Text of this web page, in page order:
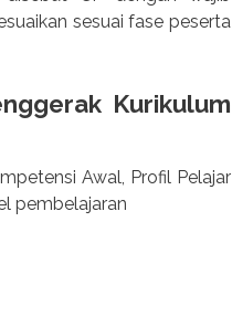
sesuai fase peserta
Kurikulum
Awal, Profil Pelajar
pembelajaran